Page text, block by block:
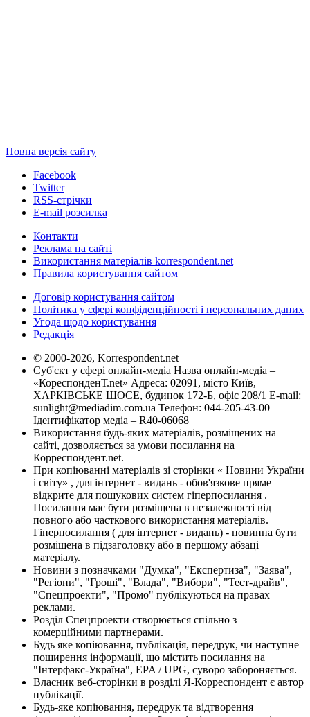
Повна версія сайту
Facebook
Twitter
RSS-стрічки
E-mail розсилка
Контакти
Реклама на сайті
Використання матеріалів korrespondent.net
Правила користування сайтом
Договір користування сайтом
Політика у сфері конфіденційності і персональних даних
Угода щодо користування
Редакція
© 2000-2026, Korrespondent.net
Суб'єкт у сфері онлайн-медіа Назва онлайн-медіа –
«КореспонденТ.net» Адреса: 02091, місто Київ,
ХАРКІВСЬКЕ ШОСЕ, будинок 172-Б, офіс 208/1 E-mail:
sunlight@mediadim.com.ua Телефон: 044-205-43-00
Ідентифікатор медіа – R40-06068
Використання будь-яких матеріалів, розміщених на
сайті, дозволяється за умови посилання на
Корреспондент.net.
При копіюванні матеріалів зі сторінки « Новини України
і світу» , для інтернет - видань - обов'язкове пряме
відкрите для пошукових систем гіперпосилання .
Посилання має бути розміщена в незалежності від
повного або часткового використання матеріалів.
Гіперпосилання ( для інтернет - видань) - повинна бути
розміщена в підзаголовку або в першому абзаці
матеріалу.
Новини з позначками "Думка", "Експертиза", "Заява",
"Регіони", "Гроші", "Влада", "Вибори", "Тест-драйв",
"Спецпроекти", "Промо" публікуються на правах
реклами.
Розділ Спецпроекти створюється спільно з
комерційними партнерами.
Будь яке копіювання, публікація, передрук, чи наступне
поширення інформації, що містить посилання на
"Інтерфакс-Україна", EPA / UPG, суворо забороняється.
Власник веб-сторінки в розділі Я-Корреспондент є автор
публікації.
Будь-яке копіювання, передрук та відтворення